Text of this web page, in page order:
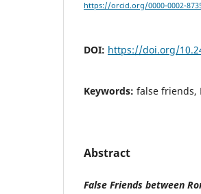
https://orcid.org/0000-0002-
DOI: https://doi.org/
Keywords: false friends,
Abstract
False Friends between